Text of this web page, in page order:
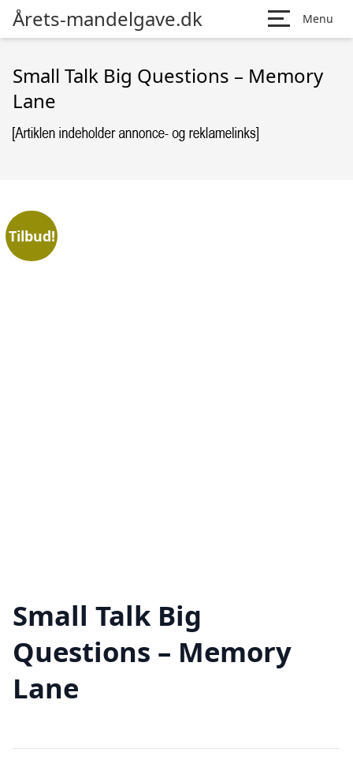
Årets-mandelgave.dk Menu
Small Talk Big Questions – Memory
Lane
Tilbud!
Small Talk Big
Questions – Memory
Lane